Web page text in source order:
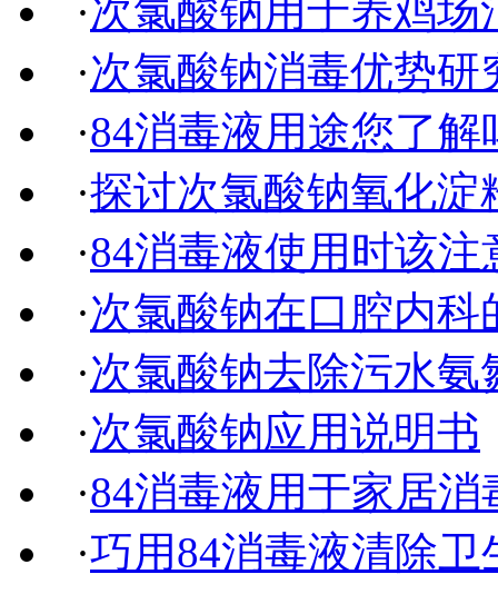
·次氯酸钠用于养鸡场
·次氯酸钠消毒优势研
·84消毒液用途您了解
·探讨次氯酸钠氧化淀
·84消毒液使用时该注
·次氯酸钠在口腔内科
·次氯酸钠去除污水氨
·次氯酸钠应用说明书
·84消毒液用于家居消
·巧用84消毒液清除卫